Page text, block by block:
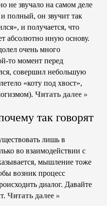
не звучало на самом деле
полный, он звучит так
и получается, что
абсолютно иную основу.
очень много
то момент перед
совершил небольшую
«коту под хвост»,
Читать далее »
так говорят
лишь в
во взаимодействии с
мышление тоже
возник процесс
диалог. Давайте
Читать далее »